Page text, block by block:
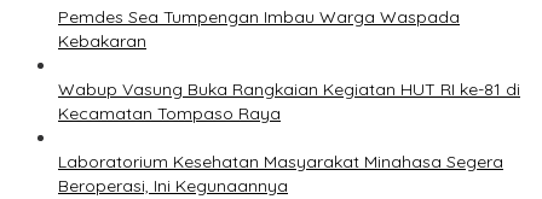
Pemdes Sea Tumpengan Imbau Warga Waspada
Kebakaran
Wabup Vasung Buka Rangkaian Kegiatan HUT RI ke-81 di
Kecamatan Tompaso Raya
Laboratorium Kesehatan Masyarakat Minahasa Segera
Beroperasi, Ini Kegunaannya